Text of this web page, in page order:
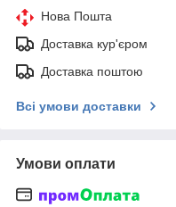
Нова Пошта
Доставка кур'єром
Доставка поштою
Всі умови доставки
Умови оплати